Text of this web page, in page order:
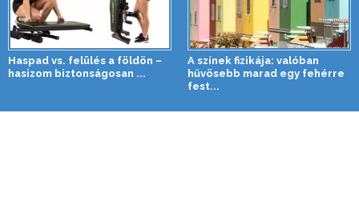
Haspad vs. felülés a földön –
hasizom biztonságosan ...
A színek fizikája: valóban
hűvösebb marad egy fehérre
fest...